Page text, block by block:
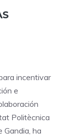
incentivar
e
Politècnica
Gandia, ha